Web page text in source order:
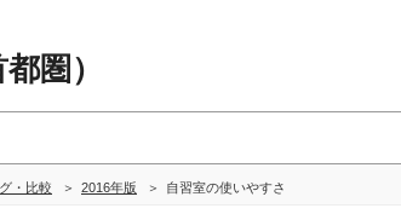
圏）
・比較 2016年版 自習室の使いやすさ